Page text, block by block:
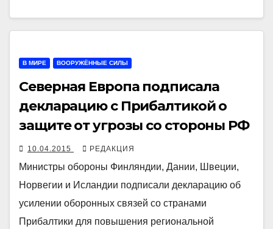
В МИРЕ ВООРУЖЁННЫЕ СИЛЫ
Северная Европа подписала
декларацию с Прибалтикой о
защите от угрозы со стороны РФ
10.04.2015 РЕДАКЦИЯ
Министры обороны Финляндии, Дании, Швеции,
Норвегии и Исландии подписали декларацию об
усилении оборонных связей со странами
Прибалтики для повышения региональной